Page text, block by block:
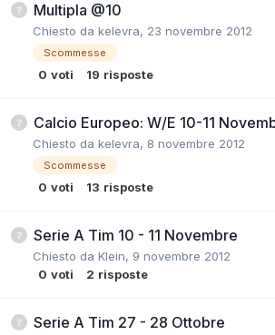
Multipla @10
Chiesto da kelevra, 23 novembre 2012
Scommesse
0 voti 19 risposte
Calcio Europeo: W/E 10-11
Chiesto da kelevra, 8 novembre 2012
Scommesse
0 voti 13 risposte
Serie A Tim 10 - 11 Novembre
Chiesto da Klein, 9 novembre 2012
0 voti 2 risposte
Serie A Tim 27 - 28 Ottobre